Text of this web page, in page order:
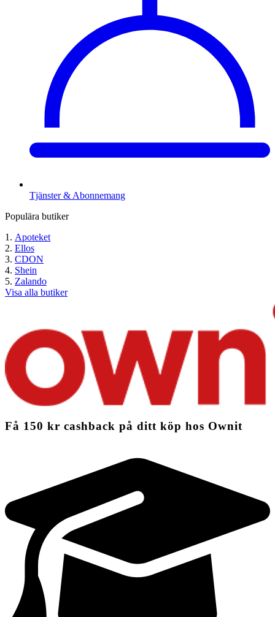
Tjänster & Abonnemang
Populära butiker
Apoteket
Ellos
CDON
Shein
Zalando
Visa alla butiker
Få 150 kr cashback på ditt köp hos Ownit